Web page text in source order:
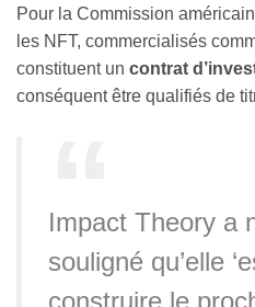
Pour la Commission
les NFT, commercialisés
constituent un contrat
conséquent être qualifiés de
Impact Theory a
souligné qu’elle